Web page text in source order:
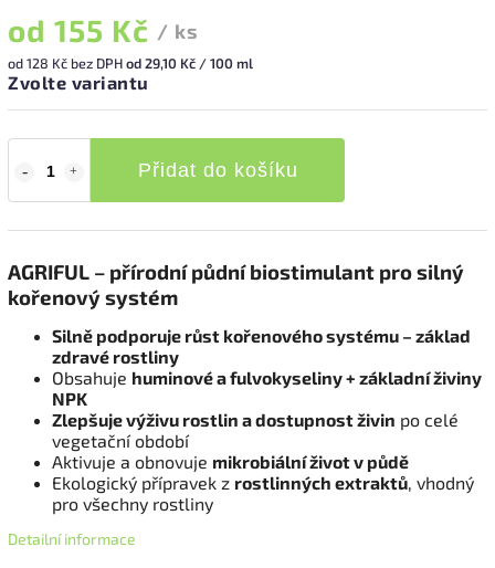
od 155 Kč / ks
od128 Kč bez DPHod 29,10 Kč / 100 ml
Zvolte variantu
Přidat do košíku
AGRIFUL – přírodní půdní biostimulant pro silný
kořenový systém
Silně podporuje růst kořenového systému – základ
zdravé rostliny
Obsahuje huminové a fulvokyseliny + základní živiny
NPK
Zlepšuje výživu rostlin a dostupnost živin po celé
vegetační období
Aktivuje a obnovuje mikrobiální život v půdě
Ekologický přípravek z rostlinných extraktů, vhodný
pro všechny rostliny
Detailní informace